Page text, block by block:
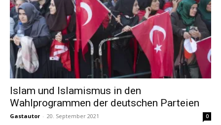
Islam und Islamismus in den
Wahlprogrammen der deutschen Parteien
Gastautor - 20. September 2021 0